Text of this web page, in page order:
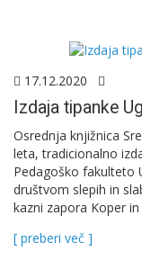
17.12.2020
Izdaja tipanke
Osrednja knjižnica
leta, tradicionalno
Pedagoško fakulteto
društvom slepih in
kazni zapora Koper
[ preberi več ]